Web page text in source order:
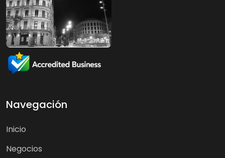
Navegación
Inicio
Negocios